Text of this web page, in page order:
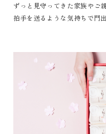
ずっと見守ってきた家族やご
拍手を送るような気持ちで門